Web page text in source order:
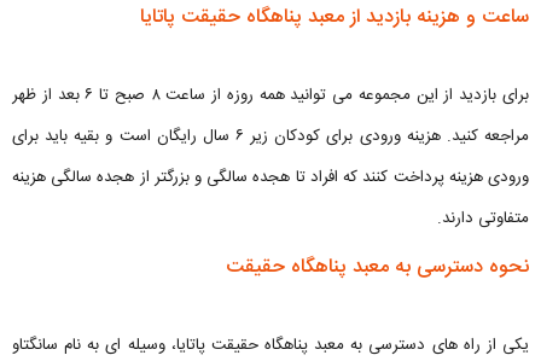
ساعت و هزینه بازدید از معبد پناهگاه حقیقت پاتایا
برای بازدید از این مجموعه می توانید همه روزه از ساعت ۸ صبح تا ۶ بعد از ظهر
مراجعه کنید. هزینه ورودی برای کودکان زیر ۶ سال رایگان است و بقیه باید برای
ورودی هزینه پرداخت کنند که افراد تا هجده سالگی و بزرگتر از هجده سالگی هزینه
متفاوتی دارند.
نحوه دسترسی به معبد پناهگاه حقیقت
یکی از راه های دسترسی به معبد پناهگاه حقیقت پاتایا، وسیله ای به نام سانگتاو